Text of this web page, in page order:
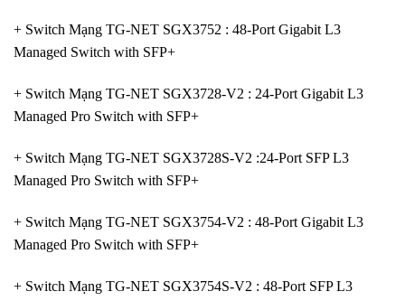
+ Switch Mạng TG-NET SGX3752 : 48-Port Gigabit L3
Managed Switch with SFP+
+ Switch Mạng TG-NET SGX3728-V2 : 24-Port Gigabit L3
Managed Pro Switch with SFP+
+ Switch Mạng TG-NET SGX3728S-V2 :24-Port SFP L3
Managed Pro Switch with SFP+
+ Switch Mạng TG-NET SGX3754-V2 : 48-Port Gigabit L3
Managed Pro Switch with SFP+
+ Switch Mạng TG-NET SGX3754S-V2 : 48-Port SFP L3